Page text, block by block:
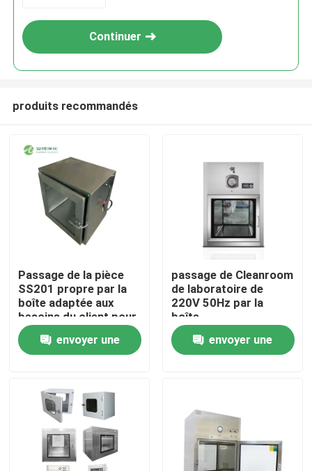
Produits
Au sujet de nous
Continuer
produits recommandés
Passage de la pièce
SS201 propre par la
boîte adaptée aux
besoins du client pour
l'hôpital de laboratoire
envoyer une
passage de Cleanroom
de laboratoire de
220V 50Hz par la
boîte
660*500*580mm
laminairesenvoyer une